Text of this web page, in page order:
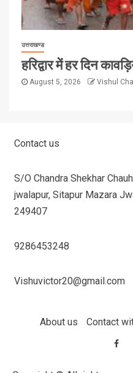
उत्तराखण्ड
हरिद्वार में हर दिन
August 5, 2026 Vishul
Contact us
S/O Chandra Shekhar
jwalapur, Sitapur Mazara
249407
9286453248
Vishuvictor20@gmail.com
About us Contact